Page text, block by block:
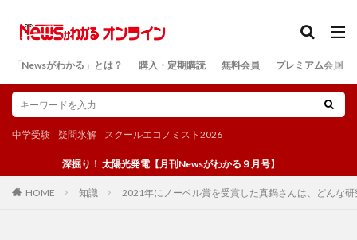
「Newsがわかる」とは？ 購入・定期購読 無料会員 プレミアム会員
中学受験 疑問氷解 スクールエコノミスト2026
深掘り！ 太陽光発電【月刊Newsがわかる９月号】
HOME 知識 2021年にノーベル賞を受賞した真鍋さんは、どんな
検索